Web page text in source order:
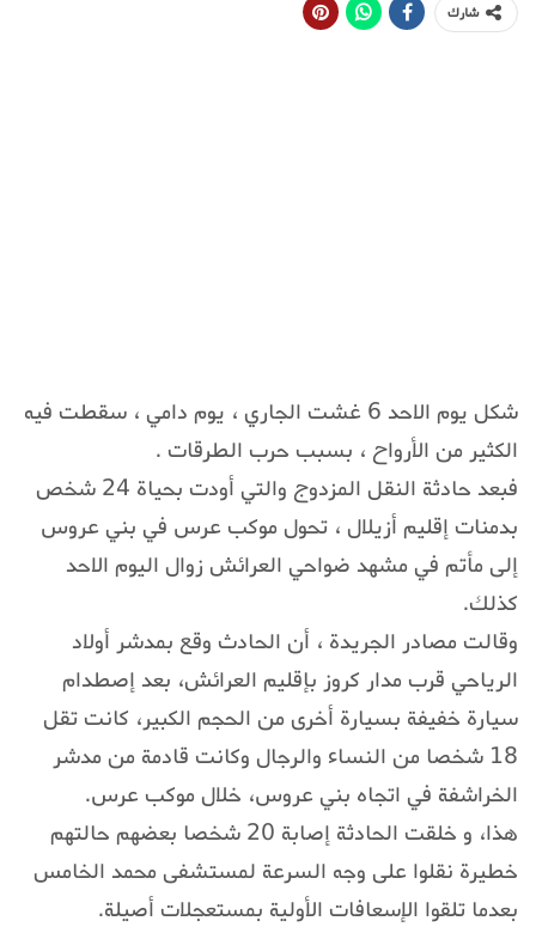
شارك
شكل يوم الاحد 6 غشت الجاري ، يوم دامي ، سقطت فيه
الكثير من الأرواح ، بسبب حرب الطرقات .
فبعد حادثة النقل المزدوج والتي أودت بحياة 24 شخص
بدمنات إقليم أزيلال ، تحول موكب عرس في بني عروس
إلى مأتم في مشهد ضواحي العرائش زوال اليوم الاحد
كذلك.
وقالت مصادر الجريدة ، أن الحادث وقع بمدشر أولاد
الرياحي قرب مدار كروز بإقليم العرائش، بعد إصطدام
سيارة خفيفة بسيارة أخرى من الحجم الكبير، كانت تقل
18 شخصا من النساء والرجال وكانت قادمة من مدشر
الخراشفة في اتجاه بني عروس، خلال موكب عرس.
هذا، و خلقت الحادثة إصابة 20 شخصا بعضهم حالتهم
خطيرة نقلوا على وجه السرعة لمستشفى محمد الخامس
بعدما تلقوا الإسعافات الأولية بمستعجلات أصيلة.